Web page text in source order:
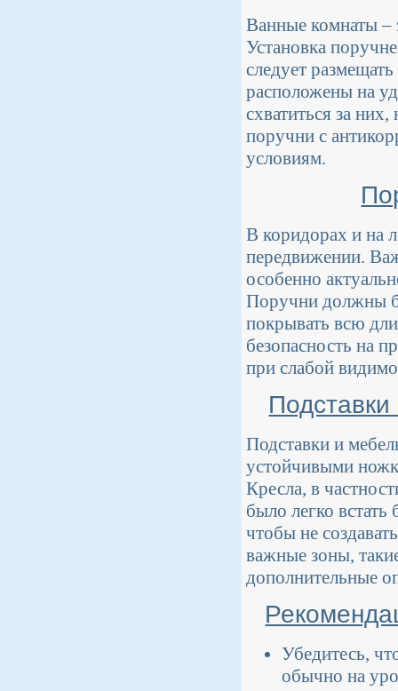
Ванные комнаты –
Установка
следует
расположены на
схватиться за
поручни с
условиям.
В коридорах и на
передвижении.
особенно
Поручни должны
покрывать всю
безопасность на
при слабой
Подставки и
устойчивыми
Кресла, в
было легко
чтобы не
важные зоны,
дополнительные
Убедитесь,
обычно на